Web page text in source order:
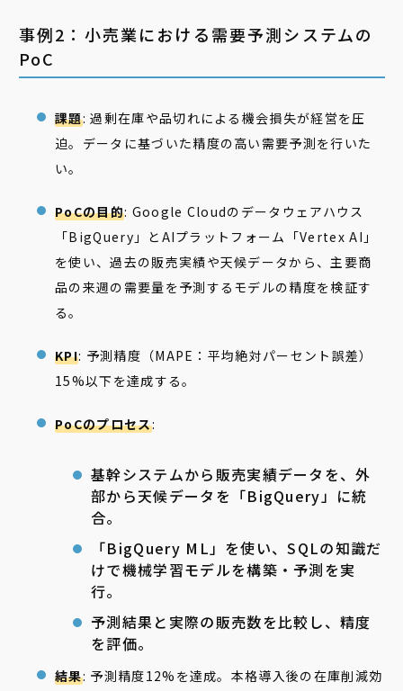
事例2：小売業における需要予測システムの
PoC
課題: 過剰在庫や品切れによる機会損失が経営を圧
迫。データに基づいた精度の高い需要予測を行いた
い。
PoCの目的: Google Cloudのデータウェアハウス
「BigQuery」とAIプラットフォーム「Vertex AI」
を使い、過去の販売実績や天候データから、主要商
品の来週の需要量を予測するモデルの精度を検証す
る。
KPI: 予測精度（MAPE：平均絶対パーセント誤差）
15%以下を達成する。
PoCのプロセス:
基幹システムから販売実績データを、外
部から天候データを「BigQuery」に統
合。
「BigQuery ML」を使い、SQLの知識だ
けで機械学習モデルを構築・予測を実
行。
予測結果と実際の販売数を比較し、精度
を評価。
結果: 予測精度12%を達成。本格導入後の在庫削減効